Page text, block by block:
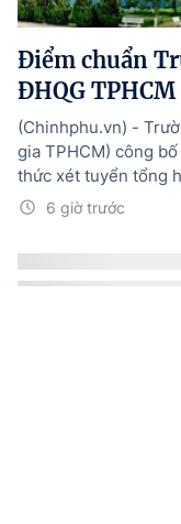
Điểm chuẩn
ĐHQG
6 giờ trước
(Chinhphu.vn) -
gia TPHCM) công
thức xét tuyển tổng